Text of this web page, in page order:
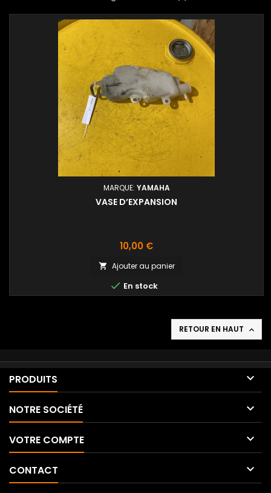
MARQUE: YAMAHA
VASE D’EXPANSION
Prix
10,00 €
 Ajouter au panier
 En stock
RETOUR EN HAUT 
PRODUITS 
NOTRE SOCIÉTÉ 
VOTRE COMPTE 
CONTACT 